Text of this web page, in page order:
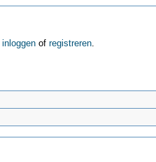
inloggenof registreren.